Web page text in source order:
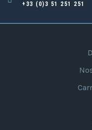
+33 (0)3 51 251 251